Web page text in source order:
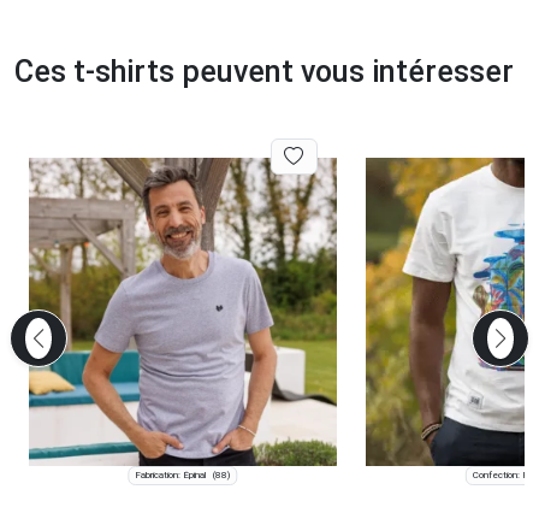
Ces t-shirts peuvent vous intéresser
Fabrication: Épinal (88) Confection: